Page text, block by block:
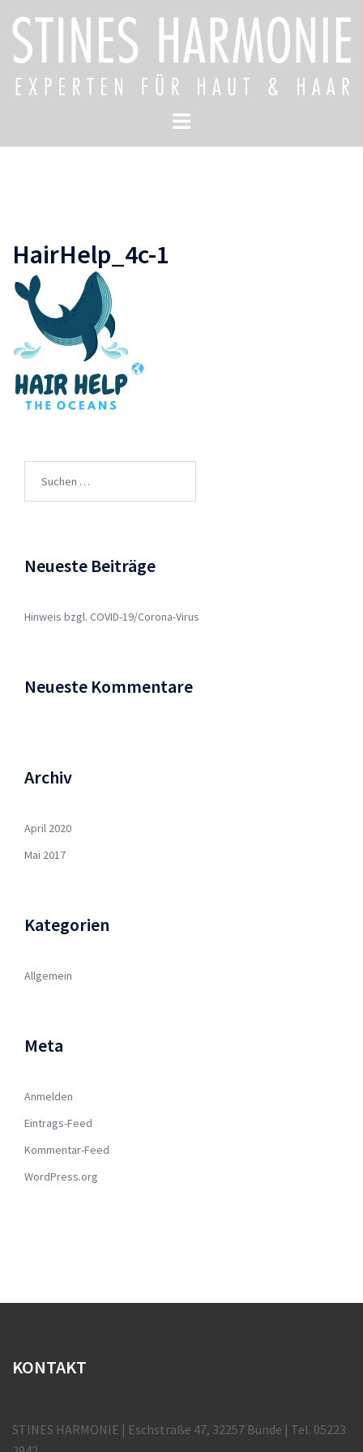
Inhalt
springen
Menü
HairHelp_4c-1
nach:
Neueste Beiträge
Hinweis bzgl. COVID-19/Corona-Virus
Neueste Kommentare
Archiv
April 2020
Mai 2017
Kategorien
Allgemein
Meta
Anmelden
Eintrags-Feed
Kommentar-Feed
WordPress.org
KONTAKT
STINES HARMONIE | Eschstraße 47, 32257 Bünde | Tel. 05223